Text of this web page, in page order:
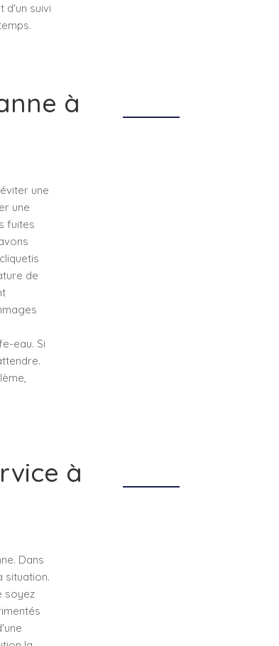
d'un suivi
à
une
une
fuites
de
eau. Si
à
Dans
situation.
soyez